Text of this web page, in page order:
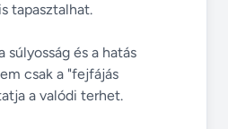
tapasztalhat.
súlyosság és a hatás
csak a "fejfájás
a valódi terhet.